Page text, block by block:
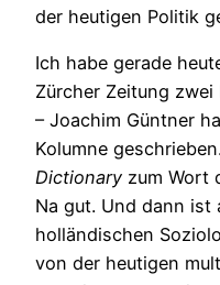
der heutigen Politik
Ich habe gerade
Zürcher Zeitung zwei
– Joachim Güntner
Kolumne
Dictionary zum Wort
Na gut. Und dann ist
holländischen
von der heutigen